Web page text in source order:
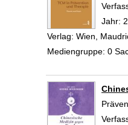
Jahr:
Verlag: Wien,
Mediengruppe: 0